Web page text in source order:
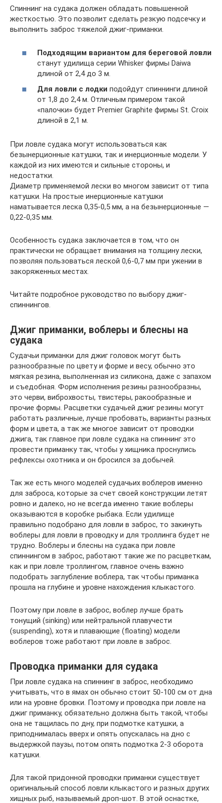
Спиннинг на судака должен обладать повышенной
жесткостью. Это позволит сделать резкую подсечку и
выполнить заброс тяжелой джиг-приманки.
Подходящим вариантом для береговой ловли
станут удилища серии Whisker фирмы Daiwa
длиной от 2,4 до 3 м.
Для ловли с лодки подойдут спиннинги длиной
от 1,8 до 2,4 м. Отличным примером такой
«палочки» будет Premier Graphite фирмы St. Croix
длиной в 2,1 м.
При ловле судака могут использоваться как
безынерционные катушки, так и инерционные модели. У
каждой из них имеются и сильные стороны, и
недостатки.
Диаметр применяемой лески во многом зависит от типа
катушки. На простые инерционные катушки
наматывается леска 0,35-0,5 мм, а на безынерционные —
0,22-0,35 мм.
Особенность судака заключается в том, что он
практически не обращает внимания на толщину лески,
позволяя пользоваться леской 0,6-0,7 мм при ужении в
закоряженных местах.
Читайте подробное руководство по выбору джиг-
спиннингов.
Джиг приманки, воблеры и блесны на
судака
Судачьи приманки для джиг головок могут быть
разнообразные по цвету и форме и весу, обычно это
мягкая резина, выполненная из силикона, даже с запахом
и съедобная. Форм исполнения резины разнообразны,
это черви, виброхвосты, твистеры, ракообразные и
прочие формы. Расцветки судачьей джиг резины могут
работать различные, лучше пробовать, варианты разных
форм и цвета, а так же многое зависит от проводки
джига, так главное при ловле судака на спиннинг это
провести приманку так, чтобы у хищника проснулись
рефлексы охотника и он бросился за добычей.
Так же есть много моделей судачьих воблеров именно
для заброса, которые за счет своей конструкции летят
ровно и далеко, но не всегда именно такие воблеры
оказываются в коробке рыбака. Если удилище
правильно подобрано для ловли в заброс, то закинуть
воблеры для ловли в проводку и для троллинга будет не
трудно. Воблеры и блесны на судака при ловле
спиннингом в заброс, работают такие же по расцветкам,
как и при ловле троллингом, главное очень важно
подобрать заглубление воблера, так чтобы приманка
прошла на глубине и уровне нахождения клыкастого.
Поэтому при ловле в заброс, воблер лучше брать
тонущий (sinking) или нейтральной плавучести
(suspending), хотя и плавающие (floating) модели
воблеров тоже работают при ловле в заброс.
Проводка приманки для судака
При ловле судака на спиннинг в заброс, необходимо
учитывать, что в ямах он обычно стоит 50-100 см от дна
или на уровне бровки. Поэтому и проводка при ловле на
джиг приманку, обязательно должна быть такой, чтобы
она не тащилась по дну, при подмотке катушки, а
приподнималась вверх и опять опускалась на дно с
выдержкой паузы, потом опять подмотка 2-3 оборота
катушки.
Для такой придонной проводки приманки существует
оригинальный способ ловли клыкастого и разных других
хищных рыб, называемый дроп-шот. В этой оснастке,